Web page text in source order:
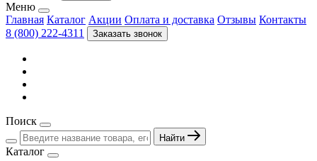
Меню
Главная Каталог Акции Оплата и доставка Отзывы Контакты
8 (800) 222-4311
Заказать звонок
Поиск
Найти
Каталог